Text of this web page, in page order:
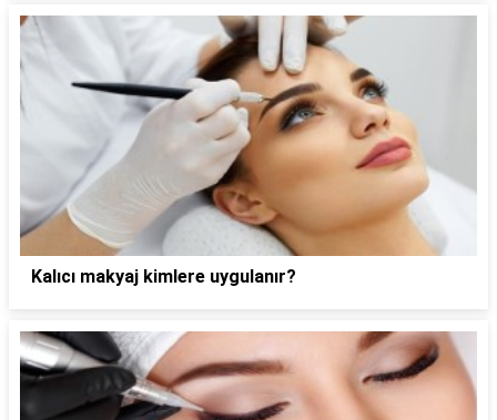
Kalıcı makyaj kimlere uygulanır?